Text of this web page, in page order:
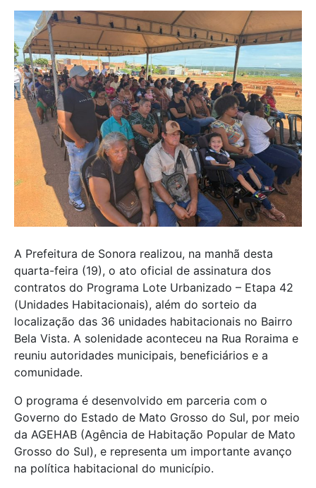
A Prefeitura de Sonora realizou, na manhã desta
quarta-feira (19), o ato oficial de assinatura dos
contratos do Programa Lote Urbanizado – Etapa 42
(Unidades Habitacionais), além do sorteio da
localização das 36 unidades habitacionais no Bairro
Bela Vista. A solenidade aconteceu na Rua Roraima e
reuniu autoridades municipais, beneficiários e a
comunidade.
O programa é desenvolvido em parceria com o
Governo do Estado de Mato Grosso do Sul, por meio
da AGEHAB (Agência de Habitação Popular de Mato
Grosso do Sul), e representa um importante avanço
na política habitacional do município.